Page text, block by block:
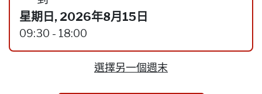
星期日, 2026年8月15日
09:30 - 18:00
選擇另一個週末